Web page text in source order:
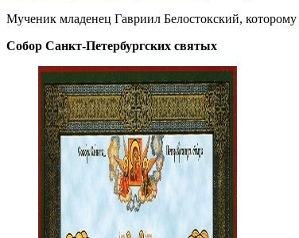
Мученик младенец Гавриил Белостокский, которому
Собор Санкт-Петербургских святых